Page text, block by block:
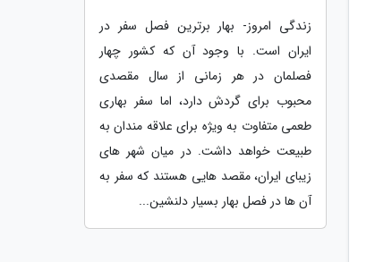
زندگی امروز- بهار برترین فصل سفر در
ایران است. با وجود آن که کشور چهار
فصلمان در هر زمانی از سال مقصدی
محبوب برای گردش دارد، اما سفر بهاری
طعمی متفاوت به ویژه برای علاقه مندان به
طبیعت خواهد داشت. در میان شهر های
زیبای ایران، مقصد هایی هستند که سفر به
آن ها در فصل بهار بسیار دلنشین...